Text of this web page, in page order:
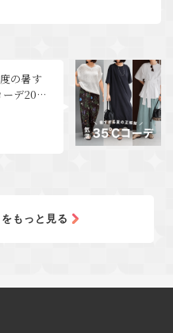
の暑す
デ20
もっと見る